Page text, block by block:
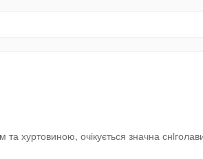
та хуртовиною, очікується значна